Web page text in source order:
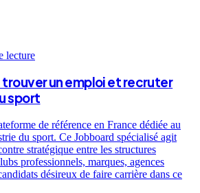
lecture
un emploi et recruter
sport
de référence en France dédiée au
du sport. Ce Jobboard spécialisé agit
stratégique entre les structures
professionnels, marques, agences
désireux de faire carrière dans ce